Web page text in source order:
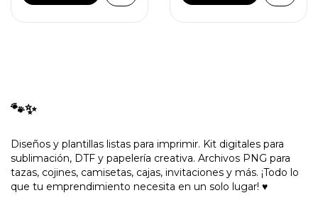
🐾✨
Diseños y plantillas listas para imprimir. Kit digitales para
sublimación, DTF y papelería creativa. Archivos PNG para
tazas, cojines, camisetas, cajas, invitaciones y más. ¡Todo lo
que tu emprendimiento necesita en un solo lugar! ♥